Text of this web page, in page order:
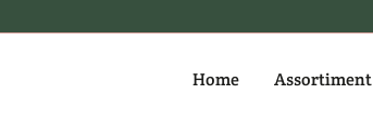
Home Assortiment